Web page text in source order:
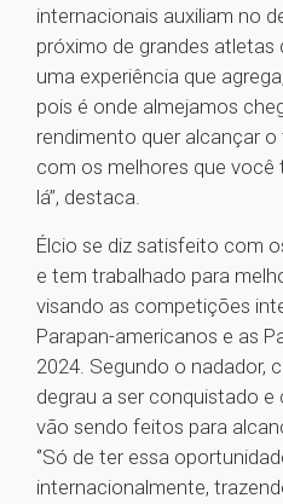
internacionais auxiliam no
próximo de grandes atletas
uma experiência que
pois é onde almejamos
rendimento quer alcançar
com os melhores que
lá’’, destaca.
Élcio se diz satisfeito com
e tem trabalhado para
visando as competições
Parapan-americanos e as
2024. Segundo o nadador,
degrau a ser conquistado
vão sendo feitos para
‘’Só de ter essa
internacionalmente,